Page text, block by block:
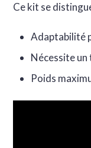
Ce kit se
Adaptabilité
Nécessite un
Poids